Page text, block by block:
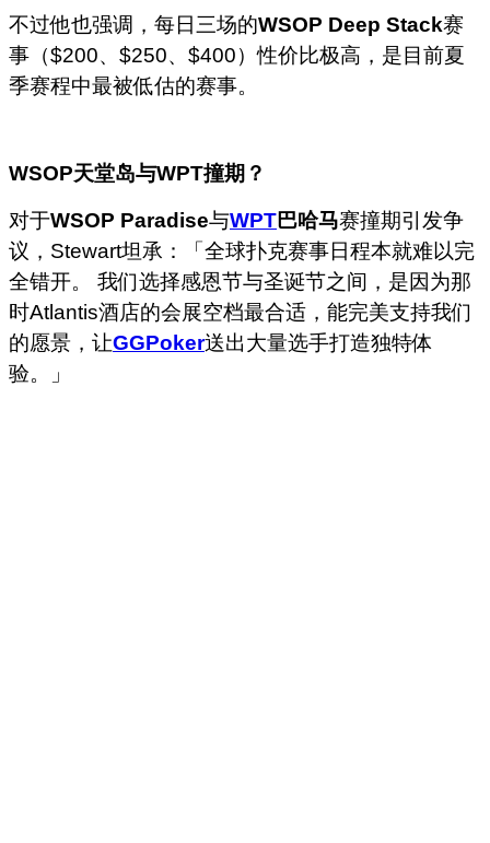
不过他也强调，每日三场的WSOP Deep Stack赛
事（$200、$250、$400）性价比极高，是目前夏
季赛程中最被低估的赛事。
WSOP天堂岛与WPT撞期？
对于WSOP Paradise与WPT巴哈马赛撞期引发争
议，Stewart坦承：「全球扑克赛事日程本就难以完
全错开。 我们选择感恩节与圣诞节之间，是因为那
时Atlantis酒店的会展空档最合适，能完美支持我们
的愿景，让GGPoker送出大量选手打造独特体
验。」